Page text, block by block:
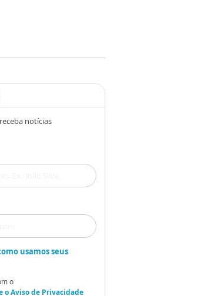
notícias
usamos seus
o
oAviso de Privacidade